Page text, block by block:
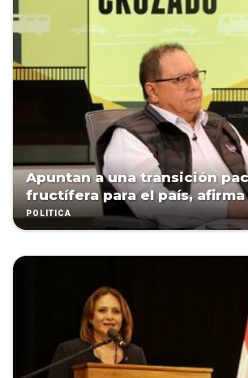
Apuntan a una transición
fructífera para el país,
POLÍTICA